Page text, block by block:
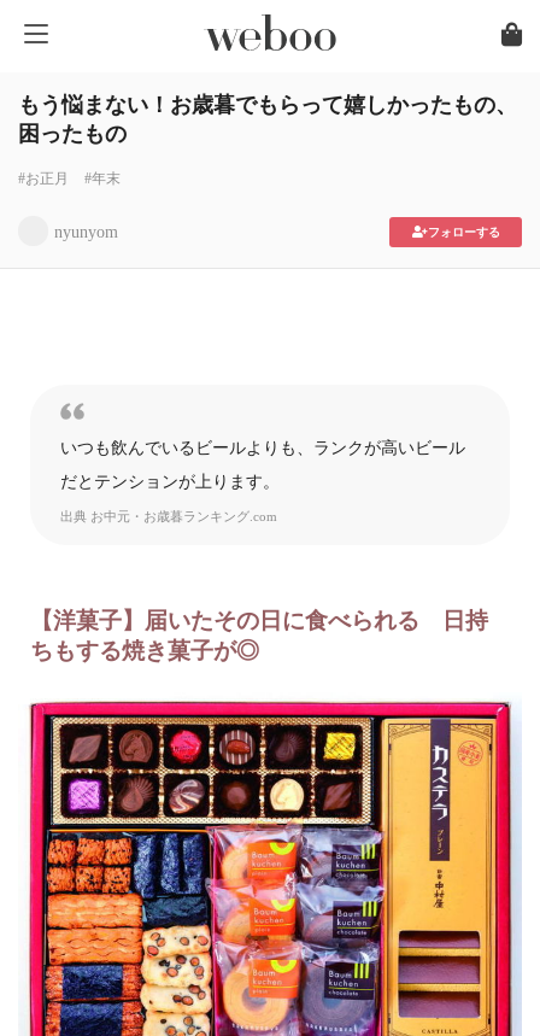
もう悩まない！お歳暮でもらって嬉しかったもの、
困ったもの
#お正月 #年末
nyunyom フォローする
いつも飲んでいるビールよりも、ランクが高いビール
だとテンションが上ります。
出典 お中元・お歳暮ランキング.com
【洋菓子】届いたその日に食べられる 日持
ちもする焼き菓子が◎